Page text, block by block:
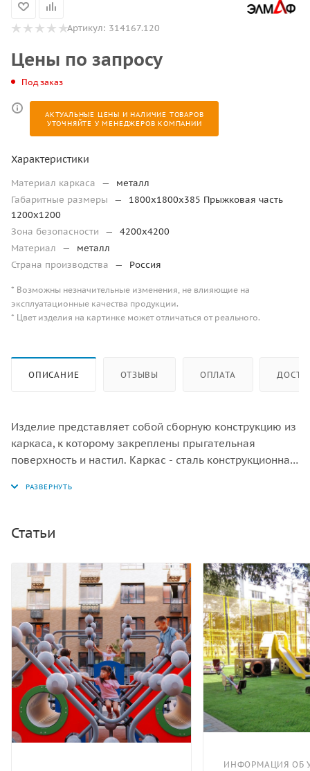
Артикул: 314167.120
Цены по запросу
Под заказ
АКТУАЛЬНЫЕ ЦЕНЫ И НАЛИЧИЕ ТОВАРОВ
УТОЧНЯЙТЕ У МЕНЕДЖЕРОВ КОМПАНИИ
Характеристики
Материал каркаса —
металл
Габаритные размеры
—
1800х1800х385 Прыжковая часть
1200х1200
Зона безопасности
—
4200х4200
Материал
—
металл
Страна производства
— Россия
* Возможны незначительные изменения, не влияющие на
эксплуатационные качества продукции.
* Цвет изделия на картинке может отличаться от реального.
ОПИСАНИЕ ОТЗЫВЫ ОПЛАТА
Изделие представляет собой сборную конструкцию из
каркаса, к которому закреплены прыгательная
поверхность и настил. Каркас - сталь конструкционная,
поверхность изготовлена из наборных пластиковых
стали. Концы тросов соединены с корпусом по
мм.
Статьи
ИНФОРМАЦИЯ ОБ